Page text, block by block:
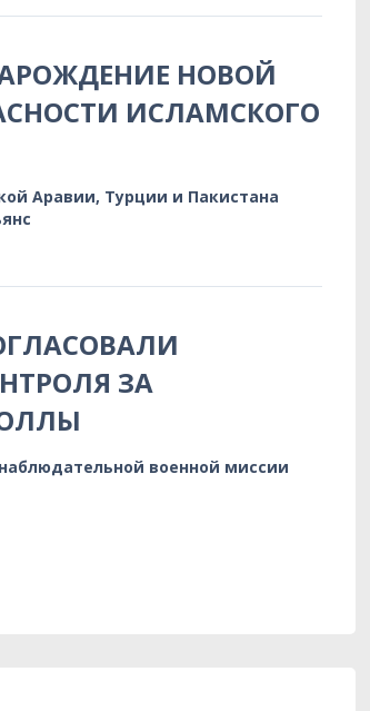
НОВОЙ
ИСЛАМСКОГО
Аравии, Турции и Пакистана
ЗА
военной миссии